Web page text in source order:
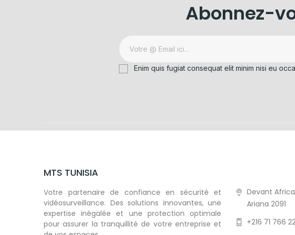
Abonnez-
Enim quis fugiat consequat elit minim nisi eu
MTS TUNISIA
Votre partenaire de confiance en sécurité et
vidéosurveillance. Des solutions innovantes, une
expertise inégalée et une protection optimale
pour assurer la tranquillité de votre entreprise et
Devant
Ariana 2091
+216 71 766